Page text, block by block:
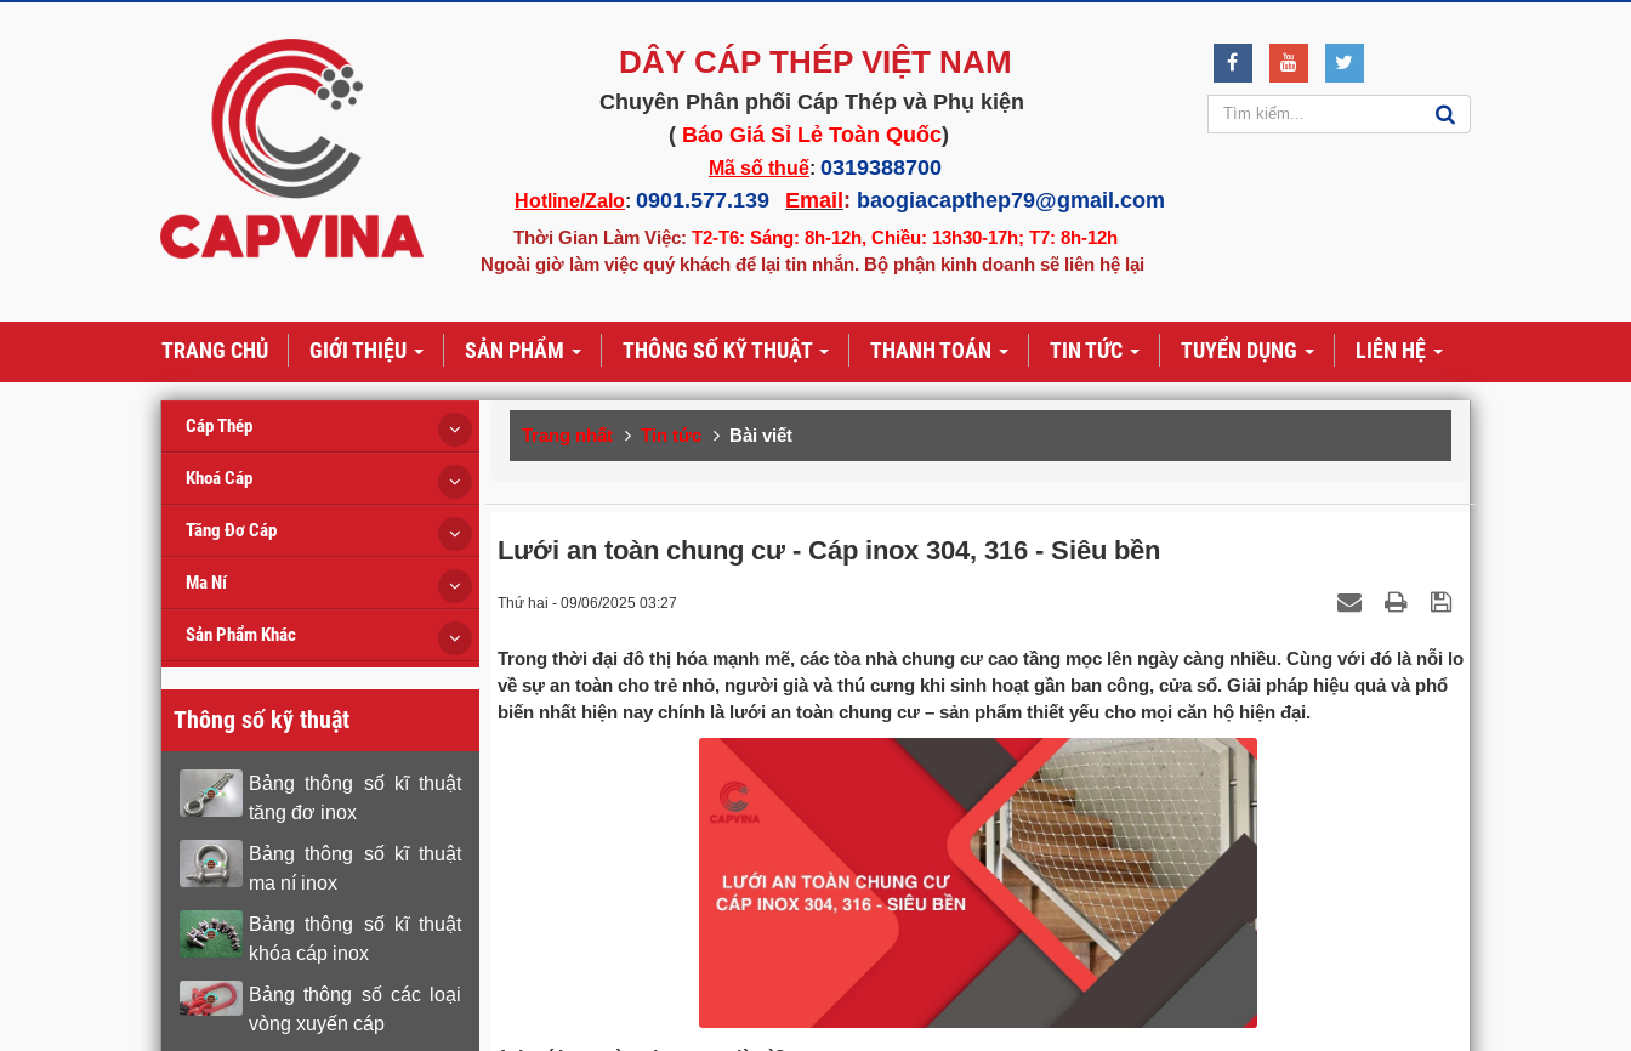
DÂY CÁP THÉP VIỆT NAM
Chuyên Phân phối Cáp Thép và Phụ kiện
( Báo Giá Sỉ Lẻ Toàn Quốc)
Mã số thuế: 0319388700
Hotline/Zalo: 0901.577.139 Email : baogiacapthep79@gmail.com
Thời Gian Làm Việc: T2-T6: Sáng: 8h-12h, Chiều: 13h30-17h; T7: 8h-12h
Ngoài giờ làm việc quý khách để lại tin nhắn. Bộ phận kinh doanh sẽ liên hệ lại
TRANG CHỦ GIỚI THIỆU SẢN PHẨM THÔNG SỐ KỸ THUẬT THANH TOÁN TIN TỨC TUYỂN DỤNG LIÊN HỆ
Trang nhất Tin tức Bài viết
Lưới an toàn chung cư - Cáp inox 304, 316 - Siêu bền
Thứ hai - 09/06/2025 03:27
Trong thời đại đô thị hóa mạnh mẽ, các tòa nhà chung cư cao tầng mọc lên ngày càng nhiều. Cùng với đó là nỗi lo
về sự an toàn cho trẻ nhỏ, người già và thú cưng khi sinh hoạt gần ban công, cửa sổ. Giải pháp hiệu quả và phổ
biến nhất hiện nay chính là lưới an toàn chung cư – sản phẩm thiết yếu cho mọi căn hộ hiện đại.
Cáp Thép
Khoá Cáp
Tăng Đơ Cáp
Ma Ní
Sản Phẩm Khác
Thông số kỹ thuật
Bảng thông số kĩ thuật
tăng đơ inox
Bảng thông số kĩ thuật
ma ní inox
Bảng thông số kĩ thuật
khóa cáp inox
Bảng thông số các loại
vòng xuyến cáp